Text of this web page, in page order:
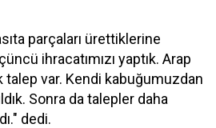
parçaları ürettiklerine
ihracatımızı yaptık. Arap
talep var. Kendi kabuğumuzdan
Sonra da talepler daha
dedi.